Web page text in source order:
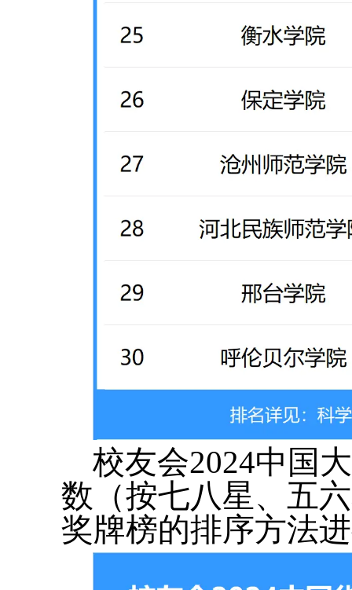
校友会2024中国
数（按七八星、五
奖牌榜的排序方法